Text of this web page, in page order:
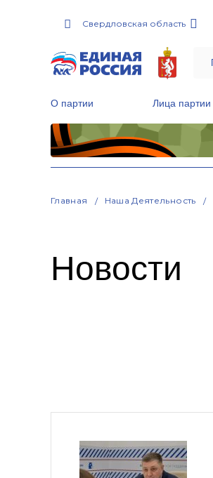
Свердловская область
О партии Лица партии
Главная Наша Деятельность
Новости